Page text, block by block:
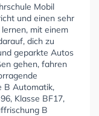
Mobil
und einen sehr
mit einem
dich zu
geparkte Autos
gehen, fahren
B Automatik,
Klasse BF17,
B